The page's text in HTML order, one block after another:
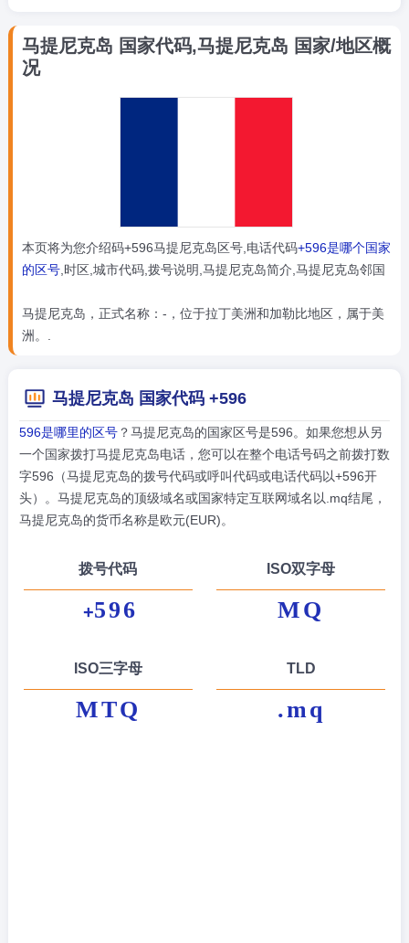
马提尼克岛 国家代码,马提尼克岛 国家/地区概
况
本页将为您介绍码+596马提尼克岛区号,电话代码+596是哪个国家
的区号,时区,城市代码,拨号说明,马提尼克岛简介,马提尼克岛邻国
马提尼克岛，正式名称：-，位于拉丁美洲和加勒比地区，属于美
洲。.
马提尼克岛 国家代码 +596
596是哪里的区号？马提尼克岛的国家区号是596。如果您想从另
一个国家拨打马提尼克岛电话，您可以在整个电话号码之前拨打数
字596（马提尼克岛的拨号代码或呼叫代码或电话代码以+596开
头）。马提尼克岛的顶级域名或国家特定互联网域名以.mq结尾，
马提尼克岛的货币名称是欧元(EUR)。
拨号代码
+596
ISO双字母
MQ
ISO三字母
MTQ
TLD
.mq